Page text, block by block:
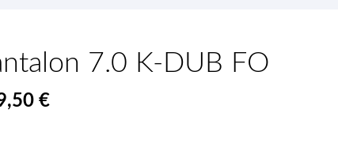
7.0 K-DUB FO
€